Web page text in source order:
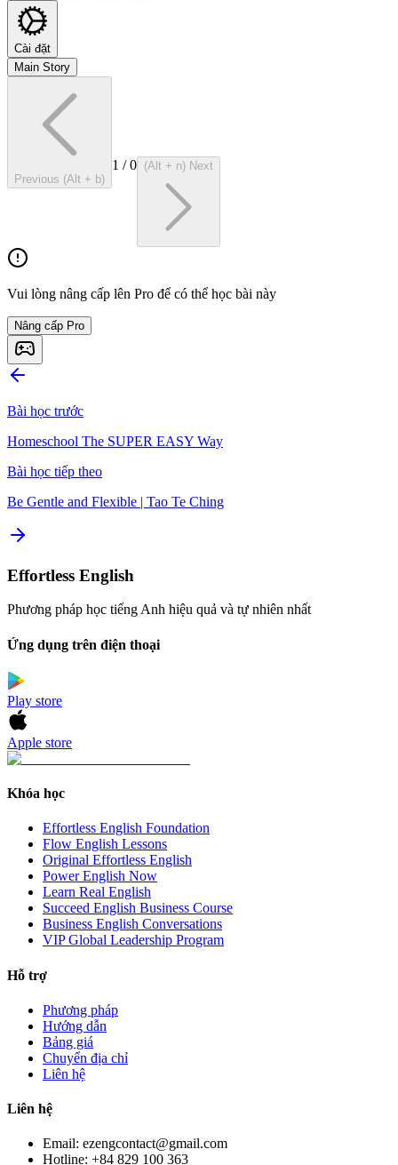
Cài đặt
Main Story
Previous (Alt + b)
1 /0 (Alt + n) Next
Vui lòng nâng cấp lên Pro để có thể học bài này
Nâng cấp Pro
Bài học trước
Homeschool The SUPER EASY Way
Bài học tiếp theo
Be Gentle and Flexible | Tao Te Ching
Effortless English
Phương pháp học tiếng Anh hiệu quả và tự nhiên nhất
Ứng dụng trên điện thoại
Play store
Apple store
Khóa học
Effortless English Foundation
Flow English Lessons
Original Effortless English
Power English Now
Learn Real English
Succeed English Business Course
Business English Conversations
VIP Global Leadership Program
Hỗ trợ
Phương pháp
Hướng dẫn
Bảng giá
Chuyển địa chỉ
Liên hệ
Liên hệ
Email: ezengcontact@gmail.com
Hotline: +84 829 100 363